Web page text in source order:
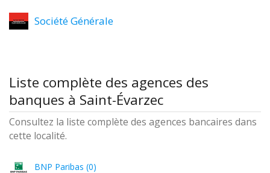
Société Générale
Liste complète des agences des
banques à Saint-Évarzec
Consultez la liste complète des agences bancaires dans
cette localité.
BNP Paribas (0)